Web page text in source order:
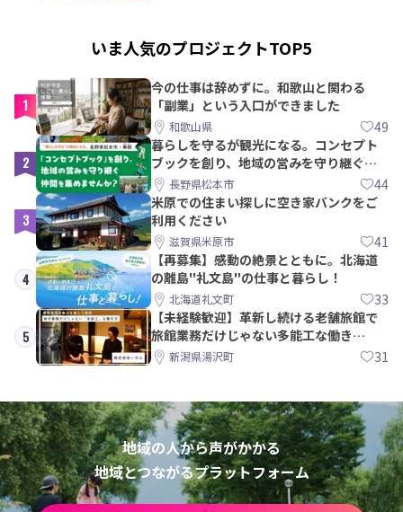
いま人気のプロジェクトTOP5
1
今の仕事は辞めずに。和歌山と関わる
「副業」という入口ができました
和歌山県 49
2
暮らしを守るが観光になる。コンセプト
ブックを創り、地域の営みを守り継ぐ仲
間を集めませんか？
長野県松本市 44
3
米原での住まい探しに空き家バンクをご
利用ください
滋賀県米原市 41
4
【再募集】感動の絶景とともに。北海道
の離島"礼文島"の仕事と暮らし！
北海道礼文町 33
5
【未経験歓迎】革新し続ける老舗旅館で
旅館業務だけじゃない多能工な働き
方。 株式会社いせん
新潟県湯沢町 31
地域の人から声がかかる
地域とつながるプラットフォーム